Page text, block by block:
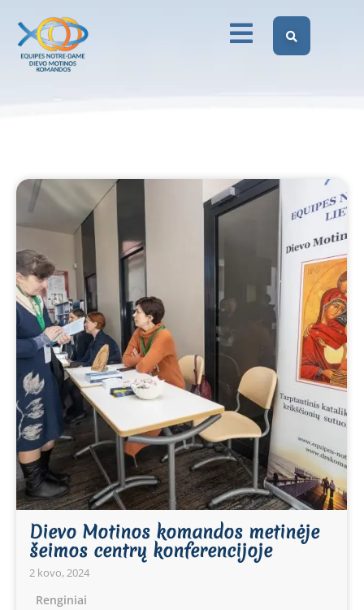
Dievo Motinos komandos metinėje
šeimos centrų konferencijoje
2 kovo, 2024
Renginiai